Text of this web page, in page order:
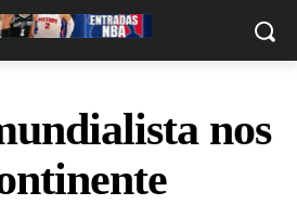
nos